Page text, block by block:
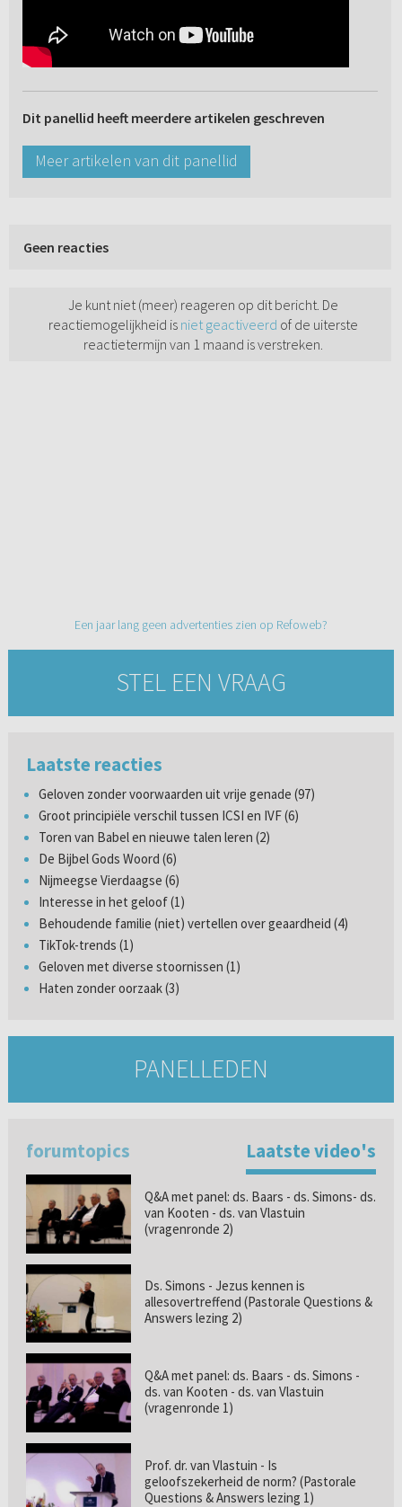
Dit panellid heeft meerdere artikelen geschreven
Meer artikelen van dit panellid
Geen reacties
Je kunt niet (meer) reageren op dit bericht. De
reactiemogelijkheid is niet geactiveerd of de uiterste
reactietermijn van 1 maand is verstreken.
Een jaar lang geen advertenties zien op Refoweb?
STEL EEN VRAAG
Laatste reacties
Geloven zonder voorwaarden uit vrije genade (97)
Groot principiële verschil tussen ICSI en IVF (6)
Toren van Babel en nieuwe talen leren (2)
De Bijbel Gods Woord (6)
Nijmeegse Vierdaagse (6)
Interesse in het geloof (1)
Behoudende familie (niet) vertellen over geaardheid (4)
TikTok-trends (1)
Geloven met diverse stoornissen (1)
Haten zonder oorzaak (3)
PANELLEDEN
forumtopics Laatste video's
Q&A met panel: ds. Baars - ds. Simons- ds.
van Kooten - ds. van Vlastuin
(vragenronde 2)
Ds. Simons - Jezus kennen is
allesovertreffend (Pastorale Questions &
Answers lezing 2)
Q&A met panel: ds. Baars - ds. Simons -
ds. van Kooten - ds. van Vlastuin
(vragenronde 1)
Prof. dr. van Vlastuin - Is
geloofszekerheid de norm? (Pastorale
Questions & Answers lezing 1)